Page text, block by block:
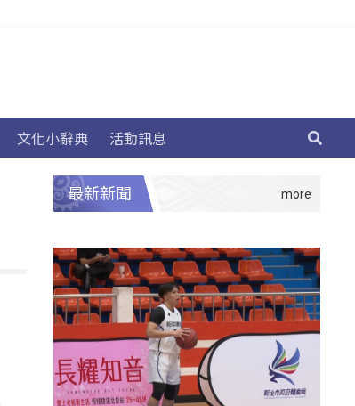
文化小辭典 活動訊息
最新新聞